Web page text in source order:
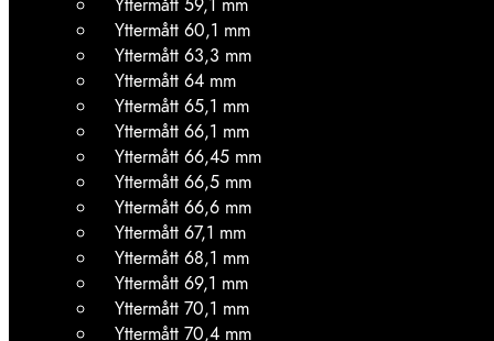
Yttermått 60,1 mm
Yttermått 63,3 mm
Yttermått 64 mm
Yttermått 65,1 mm
Yttermått 66,1 mm
Yttermått 66,45 mm
Yttermått 66,5 mm
Yttermått 66,6 mm
Yttermått 67,1 mm
Yttermått 68,1 mm
Yttermått 69,1 mm
Yttermått 70,1 mm
Yttermått 70,4 mm